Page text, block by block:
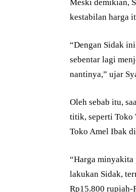
Meski demikian,
kestabilan harga
“Dengan Sidak
sebentar lagi
nantinya,” ujar
Oleh sebab itu,
titik, seperti Toko
Toko Amel Ibak
“Harga minyakita
lakukan Sidak,
Rp15.800 rupiah-